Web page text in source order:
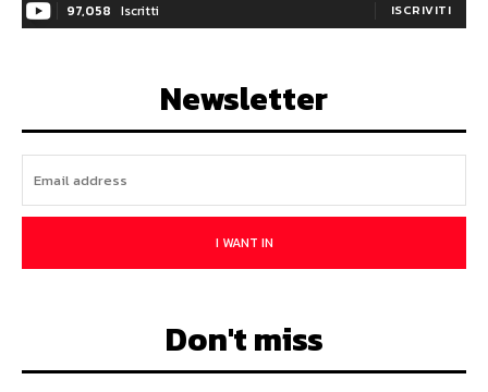
97,058 Iscritti ISCRIVITI
Newsletter
I WANT IN
Don't miss